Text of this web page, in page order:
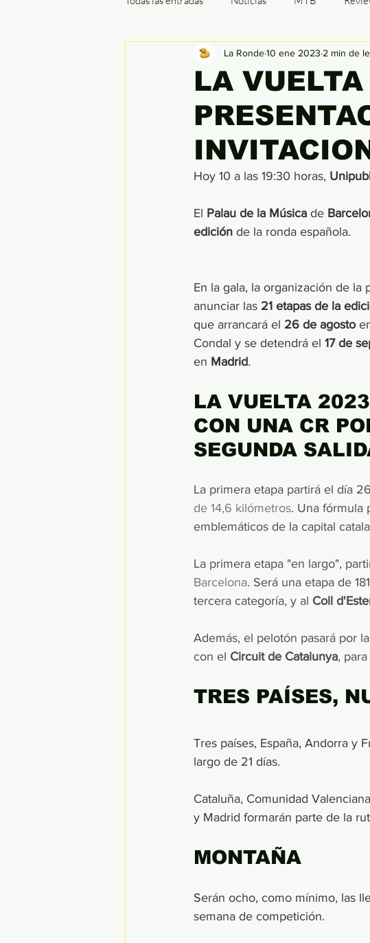
Cx / Ciclocrós Indoor BTTGALICIA
Ronde de Flandes París - Roubaix Tri
LA
La Ronde10 ene 2023 2 min de
Hoy 10 a las 19:30 horas,
El Palau de la Música de
edición de la ronda española.
En la gala, la organización de la
anunciar las 21 etapas de la
que arrancará el 26 de agosto
Condal y se detendrá el 17 de
en Madrid.
LA VUELTA
CON UNA CR
SEGUNDA
La primera etapa partirá el día
de 14,6 kilómetros. Una fórmula
emblemáticos de la capital
La primera etapa "en largo",
Barcelona. Será una etapa de
tercera categoría, y al Coll
Además, el pelotón pasará por
con el Circuit de Catalunya,
TRES PAÍSES,
Tres países, España, Andorra y
largo de 21 días.
Cataluña, Comunidad
y Madrid formarán parte de la
MONTAÑA
Serán ocho, como mínimo, las
semana de competición.